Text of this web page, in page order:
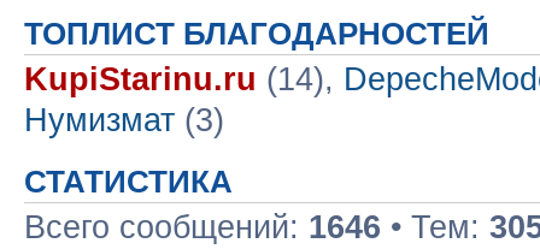
ТОПЛИСТ БЛАГОДАРНОСТЕЙ
KupiStarinu.ru (14),
Нумизмат (3)
СТАТИСТИКА
Всего сообщений: 1646 • Тем: